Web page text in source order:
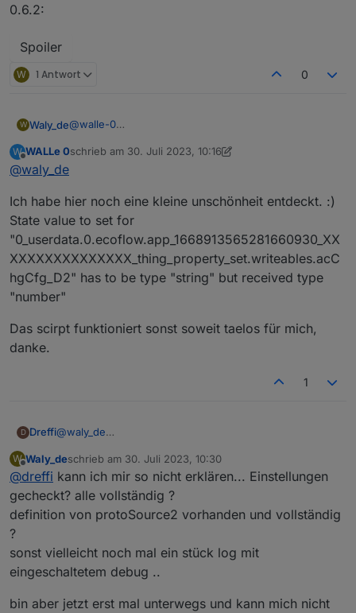
0.6.2:
Spoiler
W 1 Antwort 0
W Waly_de@walle-0
W
Offline
WALLe 0schrieb am 30. Juli 2023, 10:16
zuletzt editiert von WALLe 0
@waly_de
Ich habe hier noch eine kleine unschönheit entdeckt. :)
State value to set for
"0_userdata.0.ecoflow.app_1668913565281660930_XX
XXXXXXXXXXXXXX_thing_property_set.writeables.acC
hgCfg_D2" has to be type "string" but received type
"number"
Das scirpt funktioniert sonst soweit taelos für mich,
danke.
1
D Dreffi@waly_de
Spoiler
W
Offline
Waly_deschrieb am 30. Juli 2023, 10:30
zuletzt editiert von
@dreffi kann ich mir so nicht erklären... Einstellungen
gecheckt? alle vollständig ?
definition von protoSource2 vorhanden und vollständig
?
sonst vielleicht noch mal ein stück log mit
eingeschaltetem debug ..
bin aber jetzt erst mal unterwegs und kann mich nicht